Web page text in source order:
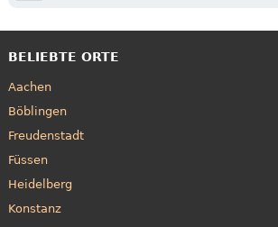
BELIEBTE ORTE
Aachen
Böblingen
Freudenstadt
Füssen
Heidelberg
Konstanz